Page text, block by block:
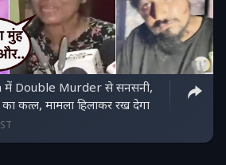
में Double Murder से सनसनी,
कत्ल, मामला हिलाकर रख देगा